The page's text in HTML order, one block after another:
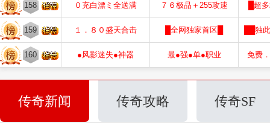
158 ０充白漂ミ全送满 ７６极品＋255攻速 █超
159 １．８０盛天合击 █全网独家首区█ ██独
160 ●风影迷失●神器 最●强●单●职业 免费
传奇新闻 传奇攻略 传奇SF